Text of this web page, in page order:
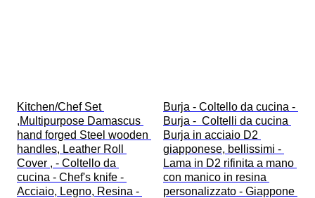
Kitchen/Chef Set
,Multipurpose Damascus
hand forged Steel wooden
handles, Leather Roll
Cover , - Coltello da
cucina - Chef's knife -
Acciaio, Legno, Resina -
Burja - Coltello da cucina -
Burja -  Coltelli da cucina
Burja in acciaio D2
giapponese, bellissimi -
Lama in D2 rifinita a mano
con manico in resina
personalizzato - Giappone